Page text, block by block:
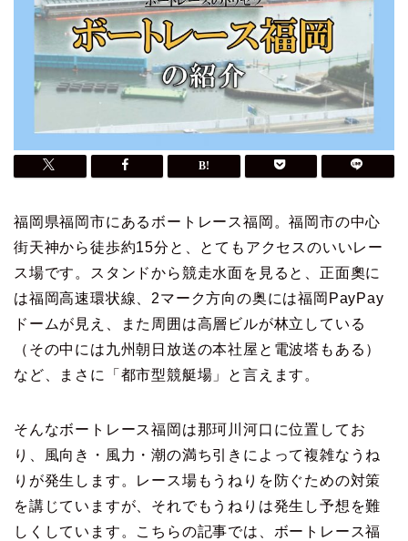
福岡県福岡市にあるボートレース福岡。福岡市の中心
街天神から徒歩約15分と、とてもアクセスのいいレー
ス場です。スタンドから競走水面を見ると、正面奧に
は福岡高速環状線、2マーク方向の奥には福岡PayPay
ドームが見え、また周囲は高層ビルが林立している
（その中には九州朝日放送の本社屋と電波塔もある）
など、まさに「都市型競艇場」と言えます。
そんなボートレース福岡は那珂川河口に位置してお
り、風向き・風力・潮の満ち引きによって複雑なうね
りが発生します。レース場もうねりを防ぐための対策
を講じていますが、それでもうねりは発生し予想を難
しくしています。こちらの記事では、ボートレース福